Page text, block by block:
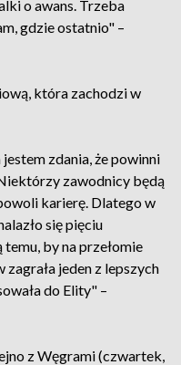
o awans. Trzeba
gdzie ostatnio" –
która zachodzi w
zdania, że powinni
zawodnicy będą
karierę. Dlatego w
się pięciu
by na przełomie
jeden z lepszych
do Elity" –
z Węgrami (czwartek,